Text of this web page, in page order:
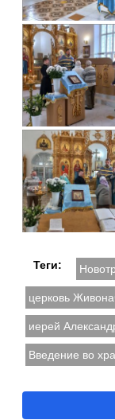
Теги:
церковь
иерей
Введение во